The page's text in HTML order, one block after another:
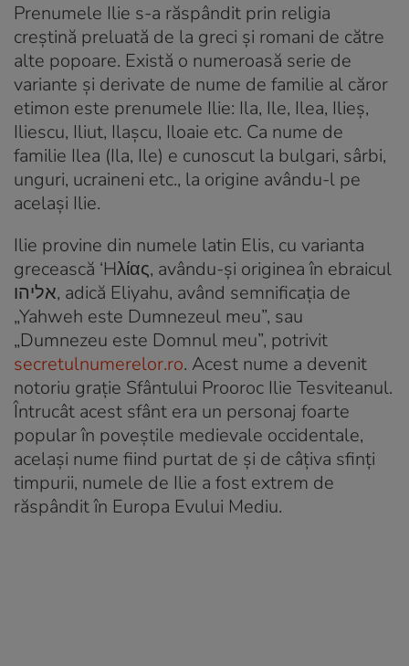
Prenumele Ilie s-a răspândit prin religia
creștină preluată de la greci și romani de către
alte popoare. Există o numeroasă serie de
variante și derivate de nume de familie al căror
etimon este prenumele Ilie: Ila, Ile, Ilea, Ilieș,
Iliescu, Iliut, Ilașcu, Iloaie etc. Ca nume de
familie Ilea (Ila, Ile) e cunoscut la bulgari, sârbi,
unguri, ucraineni etc., la origine avându-l pe
același Ilie.
Ilie provine din numele latin Elis, cu varianta
grecească ‘Hλίας, avându-şi originea în ebraicul
אליהו, adică Eliyahu, având semnificaţia de
„Yahweh este Dumnezeul meu”, sau
„Dumnezeu este Domnul meu”, potrivit
secretulnumerelor.ro. Acest nume a devenit
notoriu graţie Sfântului Prooroc Ilie Tesviteanul.
Întrucât acest sfânt era un personaj foarte
popular în poveştile medievale occidentale,
acelaşi nume fiind purtat de şi de câţiva sfinţi
timpurii, numele de Ilie a fost extrem de
răspândit în Europa Evului Mediu.